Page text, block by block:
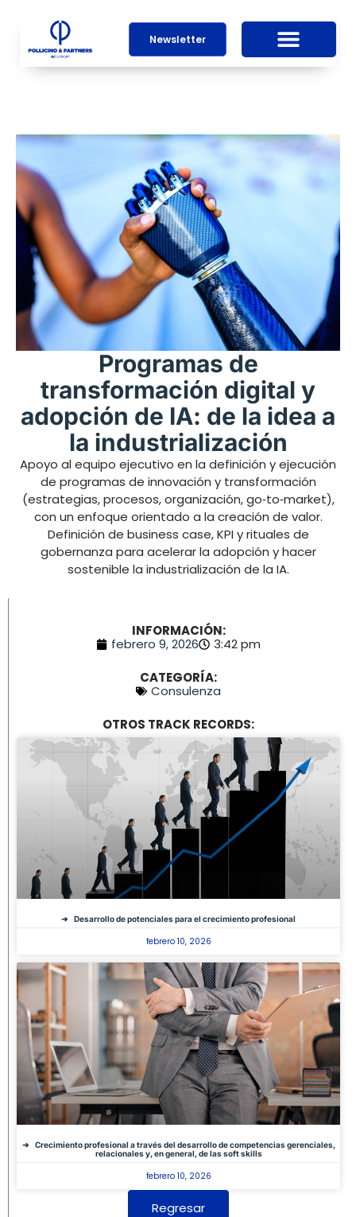
Newsletter
Programas de
transformación digital y
adopción de IA: de la idea a
la industrialización
Apoyo al equipo ejecutivo en la definición y ejecución
de programas de innovación y transformación
(estrategias, procesos, organización, go‑to‑market),
con un enfoque orientado a la creación de valor.
Definición de business case, KPI y rituales de
gobernanza para acelerar la adopción y hacer
sostenible la industrialización de la IA.
INFORMACIÓN:
febrero 9, 2026
3:42 pm
CATEGORÍA:
Consulenza
OTROS TRACK RECORDS:
Desarrollo de potenciales para el crecimiento profesional
febrero 10, 2026
Crecimiento profesional a través del desarrollo de competencias gerenciales,
relacionales y, en general, de las soft skills
febrero 10, 2026
Regresar